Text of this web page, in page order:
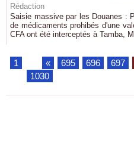
Rédaction
Saisie massive par les Douanes :
de médicaments prohibés d'une
CFA ont été interceptés à Tamba,
1 « 695 696 697
1030